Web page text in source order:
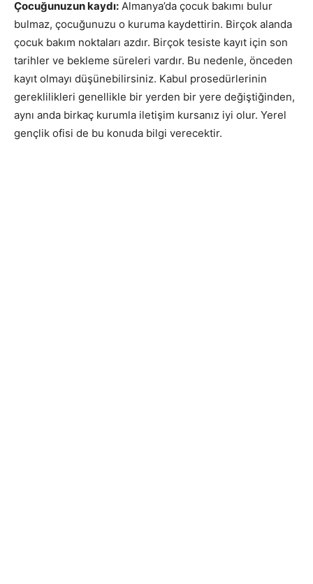
Çocuğunuzun kaydı: Almanya’da çocuk bakımı bulur
bulmaz, çocuğunuzu o kuruma kaydettirin. Birçok alanda
çocuk bakım noktaları azdır. Birçok tesiste kayıt için son
tarihler ve bekleme süreleri vardır. Bu nedenle, önceden
kayıt olmayı düşünebilirsiniz. Kabul prosedürlerinin
gereklilikleri genellikle bir yerden bir yere değiştiğinden,
aynı anda birkaç kurumla iletişim kursanız iyi olur. Yerel
gençlik ofisi de bu konuda bilgi verecektir.